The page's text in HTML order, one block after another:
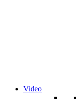
Video